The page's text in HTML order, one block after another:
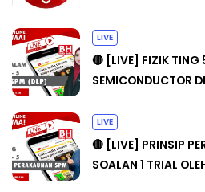
LIVE
🔴 [LIVE] FIZIK TING
SEMICONDUCTOR
LIVE
🔴 [LIVE] PRINSIP
SOALAN 1 TRIAL